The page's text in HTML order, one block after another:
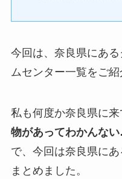
今回は、奈良県にあ
ムセンター一覧をご紹
私も何度か奈良県に
物があってわかんな
で、今回は奈良県に
まとめました。